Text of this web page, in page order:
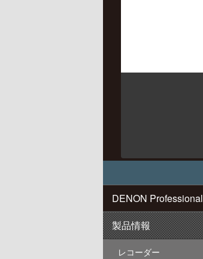
DENON Professional
製品情報
レコーダー